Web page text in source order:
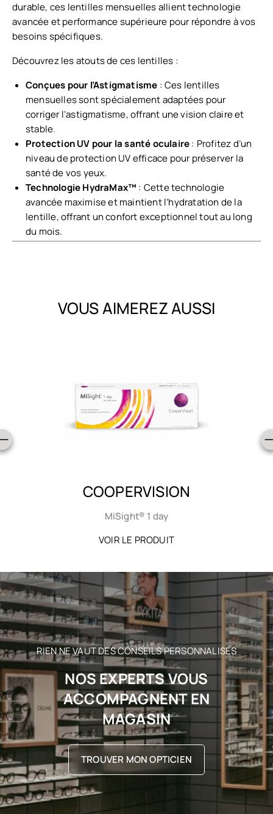
durable, ces lentilles mensuelles allient technologie
avancée et performance supérieure pour répondre à vos
besoins spécifiques.
Découvrez les atouts de ces lentilles :
Conçues pour l’Astigmatisme : Ces lentilles
mensuelles sont spécialement adaptées pour
corriger l’astigmatisme, offrant une vision claire et
stable.
Protection UV pour la santé oculaire: Profitez d’un
niveau de protection UV efficace pour préserver la
santé de vos yeux.
Technologie HydraMax™ : Cette technologie
avancée maximise et maintient l’hydratation de la
lentille, offrant un confort exceptionnel tout au long
du mois.
VOUS AIMEREZ AUSSI
COOPERVISION
MiSight® 1 day
VOIR LE PRODUIT
RIEN NE VAUT DES CONSEILS PERSONNALISÉS
NOS EXPERTS VOUS
ACCOMPAGNENT EN
MAGASIN
TROUVER MON OPTICIEN